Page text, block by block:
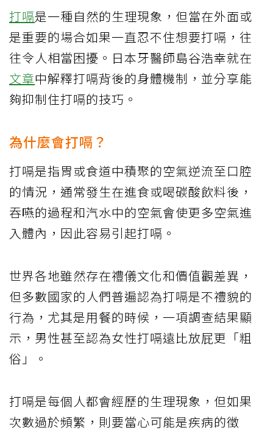
打嗝是一種自然的生理現象，但當在外面或
是重要的場合如果一直忍不住想要打嗝，往
往令人相當困擾。日本牙醫師島谷浩幸就在
文章中解釋打嗝背後的身體機制，並分享能
夠抑制住打嗝的技巧。
為什麼會打嗝？
打嗝是指胃或食道中積聚的空氣逆流至口腔
的情況，通常發生在進食或喝碳酸飲料後，
吞嚥的過程和汽水中的空氣會使更多空氣進
入體內，因此容易引起打嗝。
世界各地雖然存在禮儀文化和價值觀差異，
但多數國家的人們普遍認為打嗝是不禮貌的
行為，尤其是用餐的時候，一項調查結果顯
示，男性甚至認為女性打嗝遠比放屁更「粗
俗」。
打嗝是每個人都會經歷的生理現象，但如果
次數過於頻繁，則要當心可能是疾病的徵